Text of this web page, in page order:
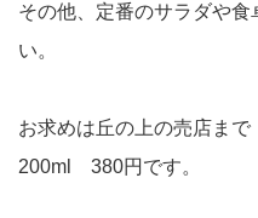
その他、定番のサラダや
い。
お求めは丘の上の売店まで
200ml 380円です。